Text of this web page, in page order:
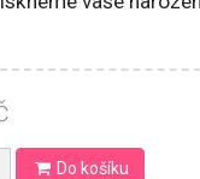
Do košíku